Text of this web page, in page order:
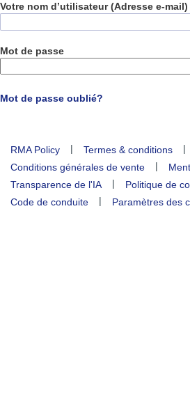
Votre nom d’utilisateur (Adresse e-mail)
Mot de passe
Mot de passe oublié?
RMA Policy | Termes & conditions
|
Conditions générales de vente
|
Transparence de l'IA
| Politique de
Code de conduite
| Paramètres des